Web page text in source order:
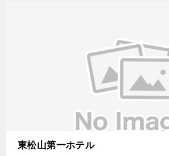
東松山第一ホテル